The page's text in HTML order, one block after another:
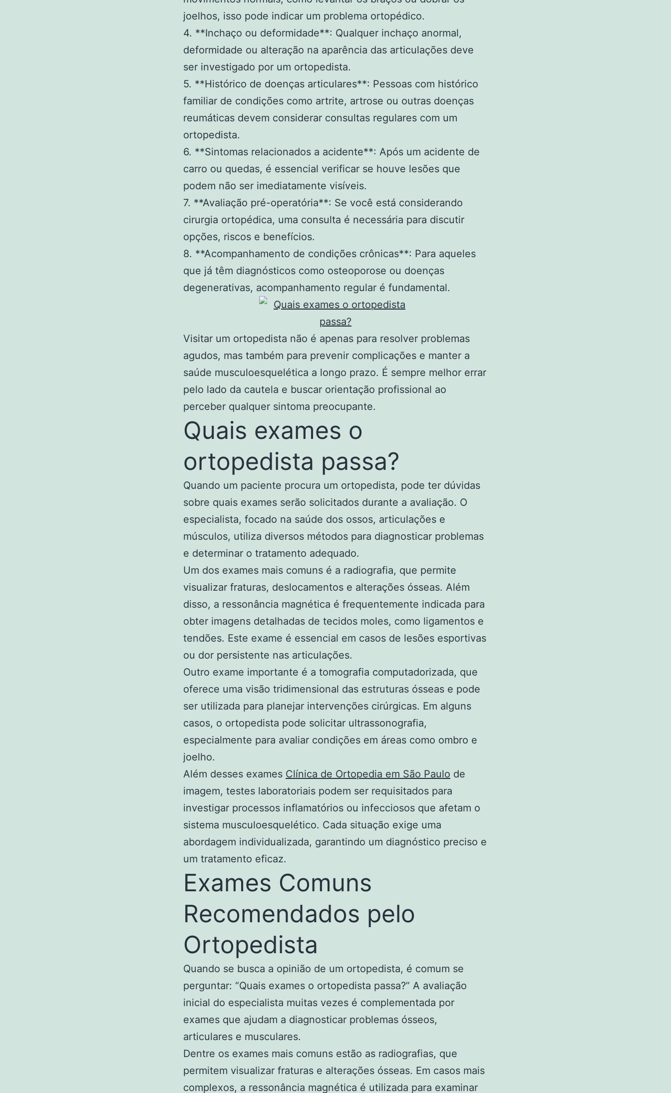
joelhos, isso pode indicar um problema ortopédico.
4. **Inchaço ou deformidade**: Qualquer inchaço anormal,
deformidade ou alteração na aparência das articulações deve
ser investigado por um ortopedista.
5. **Histórico de doenças articulares**: Pessoas com histórico
familiar de condições como artrite, artrose ou outras doenças
reumáticas devem considerar consultas regulares com um
ortopedista.
6. **Sintomas relacionados a acidente**: Após um acidente de
carro ou quedas, é essencial verificar se houve lesões que
podem não ser imediatamente visíveis.
7. **Avaliação pré-operatória**: Se você está considerando
cirurgia ortopédica, uma consulta é necessária para discutir
opções, riscos e benefícios.
8. **Acompanhamento de condições crônicas**: Para aqueles
que já têm diagnósticos como osteoporose ou doenças
degenerativas, acompanhamento regular é fundamental.
Visitar um ortopedista não é apenas para resolver problemas
agudos, mas também para prevenir complicações e manter a
saúde musculoesquelética a longo prazo. É sempre melhor errar
pelo lado da cautela e buscar orientação profissional ao
perceber qualquer sintoma preocupante.
Quais exames o
ortopedista passa?
Quando um paciente procura um ortopedista, pode ter dúvidas
sobre quais exames serão solicitados durante a avaliação. O
especialista, focado na saúde dos ossos, articulações e
músculos, utiliza diversos métodos para diagnosticar problemas
e determinar o tratamento adequado.
Um dos exames mais comuns é a radiografia, que permite
visualizar fraturas, deslocamentos e alterações ósseas. Além
disso, a ressonância magnética é frequentemente indicada para
obter imagens detalhadas de tecidos moles, como ligamentos e
tendões. Este exame é essencial em casos de lesões esportivas
ou dor persistente nas articulações.
Outro exame importante é a tomografia computadorizada, que
oferece uma visão tridimensional das estruturas ósseas e pode
ser utilizada para planejar intervenções cirúrgicas. Em alguns
casos, o ortopedista pode solicitar ultrassonografia,
especialmente para avaliar condições em áreas como ombro e
joelho.
Além desses exames Clínica de Ortopedia em São Paulo de
imagem, testes laboratoriais podem ser requisitados para
investigar processos inflamatórios ou infecciosos que afetam o
sistema musculoesquelético. Cada situação exige uma
abordagem individualizada, garantindo um diagnóstico preciso e
um tratamento eficaz.
Exames Comuns
Recomendados pelo
Ortopedista
Quando se busca a opinião de um ortopedista, é comum se
perguntar: “Quais exames o ortopedista passa?” A avaliação
inicial do especialista muitas vezes é complementada por
exames que ajudam a diagnosticar problemas ósseos,
articulares e musculares.
Dentre os exames mais comuns estão as radiografias, que
permitem visualizar fraturas e alterações ósseas. Em casos mais
complexos, a ressonância magnética é utilizada para examinar